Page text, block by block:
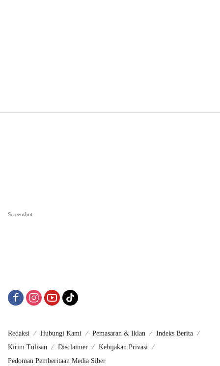
Screenshot
Redaksi Hubungi Kami Pemasaran & Iklan
Indeks Berita
Kirim Tulisan
Disclaimer
Kebijakan Privasi
Pedoman Pemberitaan Media Siber